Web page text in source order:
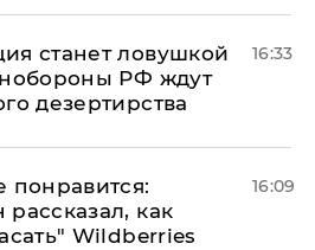
станет ловушкой
РФ ждут
дезертирства
16:33
понравится:
как
Wildberries
16:09